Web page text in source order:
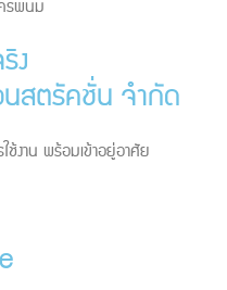
รพนม
ง
ตรัคชั่น จำกัด
ช้งาน พร้อมเข้าอยู่อาศัย